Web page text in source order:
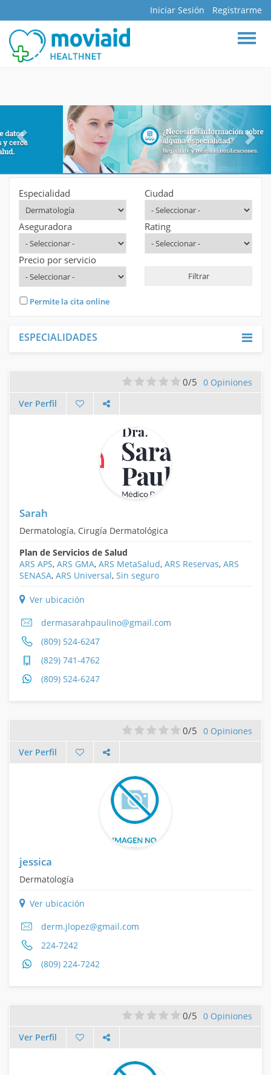
INICIO
CLÍNICAS
ASEGURADORAS
FARMACIAS
LABORATORIOS
MAPA INTERACTIVO
BLOG
INICIAR SESIÓN
REGISTRARME
Iniciar Sesión Registrarme
Especialidad Ciudad
Aseguradora Rating
Precio por servicio
Permite la cita online
ESPECIALIDADES
0/5 0 Opiniones
Ver Perfil
Sarah
Dermatología, Cirugía Dermatológica
Plan de Servicios de Salud
ARS APS, ARS GMA, ARS MetaSalud, ARS Reservas, ARS
SENASA, ARS Universal, Sin seguro
Ver ubicación
dermasarahpaulino@gmail.com
(809) 524-6247
(829) 741-4762
(809) 524-6247
0/5 0 Opiniones
Ver Perfil
jessica
Dermatología
Ver ubicación
derm.jlopez@gmail.com
224-7242
(809) 224-7242
0/5 0 Opiniones
Ver Perfil